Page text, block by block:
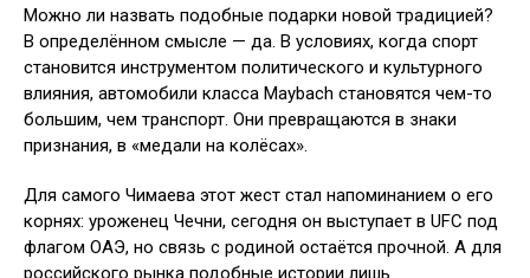
Можно ли назвать подобные подарки новой традицией?
В определённом смысле — да. В условиях, когда спорт
становится инструментом политического и культурного
влияния, автомобили класса Maybach становятся чем-то
большим, чем транспорт. Они превращаются в знаки
признания, в «медали на колёсах».
Для самого Чимаева этот жест стал напоминанием о его
корнях: уроженец Чечни, сегодня он выступает в UFC под
флагом ОАЭ, но связь с родиной остаётся прочной. А для
российского рынка подобные истории лишь